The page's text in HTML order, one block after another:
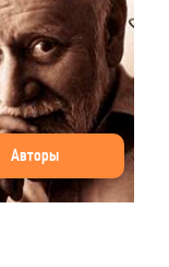
Авторы